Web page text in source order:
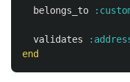
belongs_to
validates
end